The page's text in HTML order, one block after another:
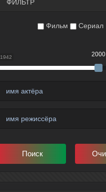
ФИЛЬТР
Фильм Сериал
1942 2000